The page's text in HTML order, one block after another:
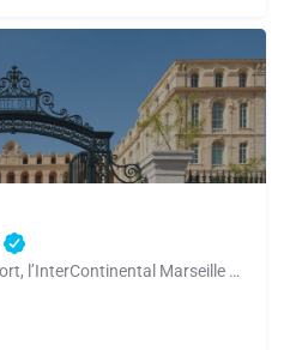
Situé à deux pas du Vieux-Port, l’InterContinental Marseille – Hotel Dieu bénéficie d’une situation idéale au…